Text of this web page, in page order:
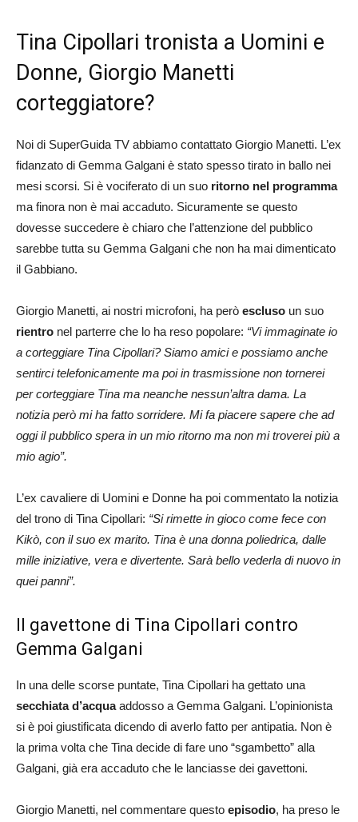
Tina Cipollari tronista a Uomini e
Donne, Giorgio Manetti
corteggiatore?
Noi di SuperGuida TV abbiamo contattato Giorgio Manetti. L’ex
fidanzato di Gemma Galgani è stato spesso tirato in ballo nei
mesi scorsi. Si è vociferato di un suo ritorno nel programma
ma finora non è mai accaduto. Sicuramente se questo
dovesse succedere è chiaro che l’attenzione del pubblico
sarebbe tutta su Gemma Galgani che non ha mai dimenticato
il Gabbiano.
Giorgio Manetti, ai nostri microfoni, ha però escluso un suo
rientro nel parterre che lo ha reso popolare: “Vi immaginate io
a corteggiare Tina Cipollari? Siamo amici e possiamo anche
sentirci telefonicamente ma poi in trasmissione non tornerei
per corteggiare Tina ma neanche nessun’altra dama. La
notizia però mi ha fatto sorridere. Mi fa piacere sapere che ad
oggi il pubblico spera in un mio ritorno ma non mi troverei più a
mio agio”.
L’ex cavaliere di Uomini e Donne ha poi commentato la notizia
del trono di Tina Cipollari: “Si rimette in gioco come fece con
Kikò, con il suo ex marito. Tina è una donna poliedrica, dalle
mille iniziative, vera e divertente. Sarà bello vederla di nuovo in
quei panni”.
Il gavettone di Tina Cipollari contro
Gemma Galgani
In una delle scorse puntate, Tina Cipollari ha gettato una
secchiata d’acquaaddosso a Gemma Galgani. L’opinionista
si è poi giustificata dicendo di averlo fatto per antipatia. Non è
la prima volta che Tina decide di fare uno “sgambetto” alla
Galgani, già era accaduto che le lanciasse dei gavettoni.
Giorgio Manetti, nel commentare questo episodio, ha preso le